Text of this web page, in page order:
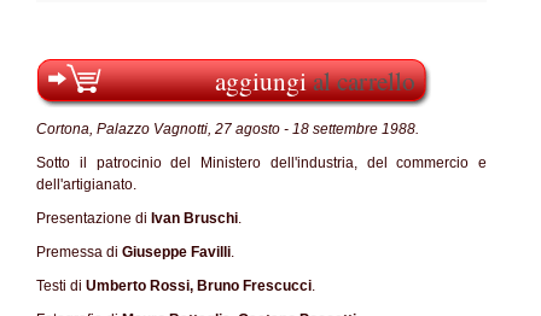
aggiungial carrello
Cortona, Palazzo Vagnotti, 27 agosto - 18 settembre 1988.
Sotto il patrocinio del Ministero dell'industria, del commercio e
dell'artigianato.
Presentazione di Ivan Bruschi.
Premessa di Giuseppe Favilli.
Testi di Umberto Rossi, Bruno Frescucci.